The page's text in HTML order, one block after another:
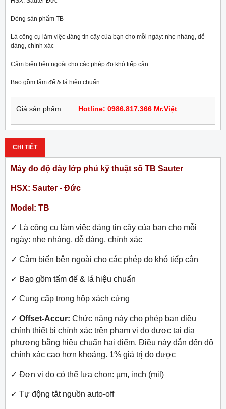
Dòng sản phẩm TB
Là công cụ làm việc đáng tin cậy của bạn cho mỗi ngày: nhẹ nhàng, dễ
dàng, chính xác
Cảm biến bên ngoài cho các phép đo khó tiếp cận
Bao gồm tấm đế & lá hiệu chuẩn
Giá sản phẩm : Hotline: 0986.817.366 Mr.Việt
CHI TIẾT
Máy đo độ dày lớp phủ kỹ thuật số TB Sauter
HSX: Sauter - Đức
Model: TB
✓ Là công cụ làm việc đáng tin cậy của bạn cho mỗi
ngày: nhẹ nhàng, dễ dàng, chính xác
✓ Cảm biến bên ngoài cho các phép đo khó tiếp cận
✓ Bao gồm tấm đế & lá hiệu chuẩn
✓ Cung cấp trong hộp xách cứng
✓ Offset-Accur: Chức năng này cho phép bạn điều
chỉnh thiết bị chính xác trên phạm vi đo được tại địa
phương bằng hiệu chuẩn hai điểm. Điều này dẫn đến độ
chính xác cao hơn khoảng. 1% giá trị đo được
✓ Đơn vị đo có thể lựa chọn: µm, inch (mil)
✓ Tự động tắt nguồn auto-off